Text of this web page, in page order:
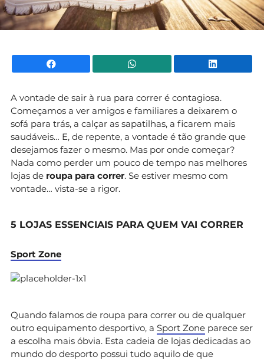
Facebook WhatsApp
A vontade de sair à rua para correr é contagiosa.
Começamos a ver amigos e familiares a deixarem o
sofá para trás, a calçar as sapatilhas, a ficarem mais
saudáveis… E, de repente, a vontade é tão grande que
desejamos fazer o mesmo. Mas por onde começar?
Nada como perder um pouco de tempo nas melhores
lojas de roupa para correr. Se estiver mesmo com
vontade… vista-se a rigor.
5 LOJAS ESSENCIAIS PARA QUEM VAI CORRER
Sport Zone
Quando falamos de roupa para correr ou de qualquer
outro equipamento desportivo, a Sport Zone parece ser
a escolha mais óbvia. Esta cadeia de lojas dedicadas ao
mundo do desporto possui tudo aquilo de que